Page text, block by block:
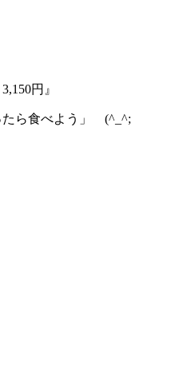
円』
たら食べよう」 (^_^;